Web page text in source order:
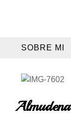
SOBRE MI
Almudena